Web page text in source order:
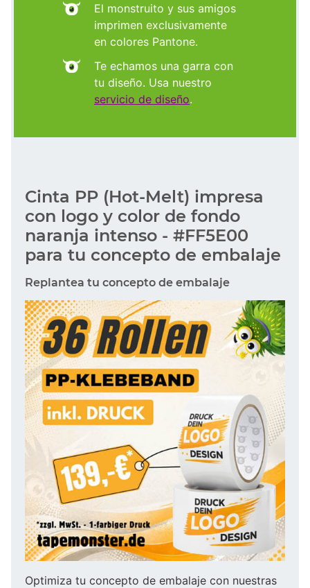
El monstruito y sus amigos
imprimen exclusivamente
en colores Pantone.
Te echamos una garra con
tu diseño. Usa nuestro
servicio de diseño.
Cinta PP (Hot-Melt) impresa
con logo y color de fondo
naranja intenso - #FF5E00
para tu concepto de embalaje
Replantea tu concepto de embalaje
Optimiza tu concepto de embalaje con nuestras